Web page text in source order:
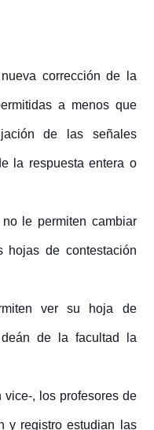
corrección de la
a menos que
de las señales
la respuesta entera o
le permiten cambiar
hojas de contestación
ver su hoja de
de la facultad la
, los profesores de
y registro estudian las